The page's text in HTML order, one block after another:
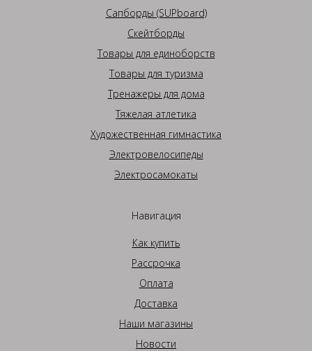
Сапборды (SUPboard)
Скейтборды
Товары для единоборств
Товары для туризма
Тренажеры для дома
Тяжелая атлетика
Художественная гимнастика
Электровелосипеды
Электросамокаты
Навигация
Как купить
Рассрочка
Оплата
Доставка
Наши магазины
Новости